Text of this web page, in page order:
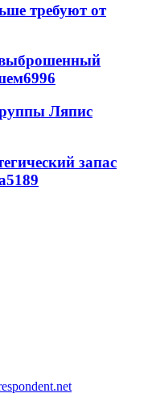
требуют от
выброшенный
6996
Ляпис
запас
5189